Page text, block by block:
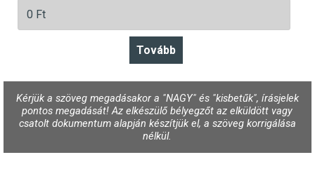
Kérjük a szöveg megadásakor a "NAGY" és "kisbetűk", írásjelek
pontos megadását! Az elkészülő bélyegzőt az elküldött vagy
csatolt dokumentum alapján készítjük el, a szöveg korrigálása
nélkül.